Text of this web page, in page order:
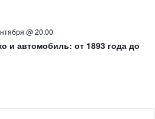
нанесла
Маргарите и
Раду
Бухаресте принцесса
и принц Раду приняли
@ 20:00
и автомобиль: от 1893 года до